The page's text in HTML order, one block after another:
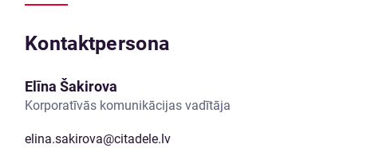
Kontaktpersona
Elīna Šakirova
Korporatīvās komunikācijas vadītāja
elina.sakirova@citadele.lv